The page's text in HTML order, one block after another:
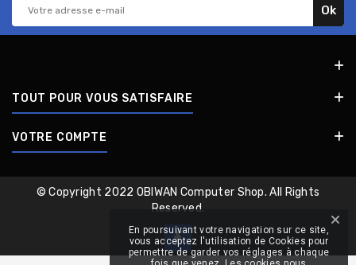
TOUT POUR VOUS SATISFAIRE
VOTRE COMPTE
© Copyright 2022 OBIWAN Computer Shop. All Rights
Reserved.
En poursuivant votre navigation sur ce site,
vous acceptez l'utilisation de Cookies pour
permettre de garder vos réglages à chaque